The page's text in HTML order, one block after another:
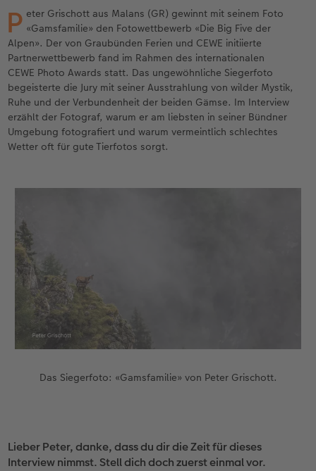
Personalisierter Schuber
Erinnerungstasche
CEWE FOTOBUCH Kids
Einband mit Leder und Leinen
Erste Schritte
Kundengeschichten
Coffeetable Book «Art Collection»
CEWE FOTOBUCH per PDF
Zubehör
Matte Prints
Premium Poster
Fotosets
Fotosticker
Sofortfotos
Photo Streetmap Poster
Fotocollage
hexxas
Acrylglas
Alu Dibond
Mehrteiler
Wandgestaltung
Zubehör
Weitere Anlässe
Klappkarten
Fotokarten
Postkarten
Einzelkarten im Direktversand
Dekoration
Spiele
Schule & Büro
Haustiere
Faber-Castell
CEWE Geschenkgutschein
Foto-Leckerlidose
Neuheiten
Wandkalender mit Design
Wandkalender A4
Wandkalender A4 Panorama
Wandkalender A3
Tischkalender Quadratisch
Sofortgrusskarten
Sofortfotosets
Sofortcollagen
Mehrteilige Sofortfotos
Biometrische Passfotos
Zum Geburtstag
Muttertagsgeschenke
Geschenke zum Abschied
Fotogeschenke zum Osterfest
für Brautpaare
Hochzeit
Jahrbuch
Fotowettbewerbe
Kundengeschichten
App
P eter Grischott aus Malans (GR) gewinnt mit seinem Foto
«Gamsfamilie» den Fotowettbewerb «Die Big Five der
Alpen». Der von Graubünden Ferien und CEWE initiierte
Partnerwettbewerb fand im Rahmen des internationalen
CEWE Photo Awards statt. Das ungewöhnliche Siegerfoto
begeisterte die Jury mit seiner Ausstrahlung von wilder Mystik,
Ruhe und der Verbundenheit der beiden Gämse. Im Interview
erzählt der Fotograf, warum er am liebsten in seiner Bündner
Umgebung fotografiert und warum vermeintlich schlechtes
Wetter oft für gute Tierfotos sorgt.
Das Siegerfoto: «Gamsfamilie» von Peter Grischott.
Lieber Peter, danke, dass du dir die Zeit für dieses
Interview nimmst. Stell dich doch zuerst einmal vor.